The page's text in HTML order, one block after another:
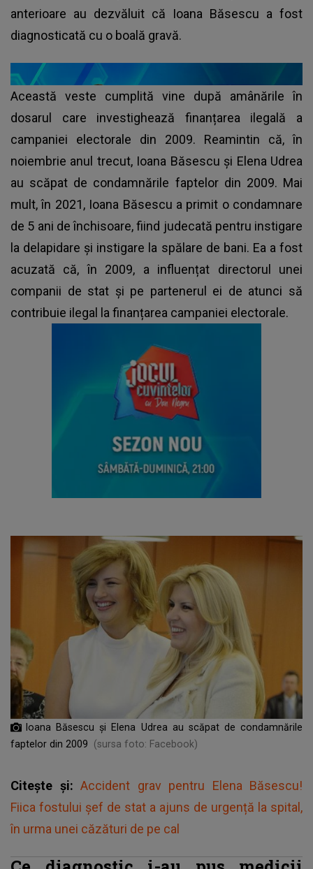
anterioare au dezvăluit că Ioana Băsescu a fost
diagnosticată cu o boală gravă.
Această veste cumplită vine după amânările în
dosarul care investighează finanțarea ilegală a
campaniei electorale din 2009. Reamintin că, în
noiembrie anul trecut, Ioana Băsescu și Elena Udrea
au scăpat de condamnările faptelor din 2009. Mai
mult, în 2021, Ioana Băsescu a primit o condamnare
de 5 ani de închisoare, fiind judecată pentru instigare
la delapidare și instigare la spălare de bani. Ea a fost
acuzată că, în 2009, a influențat directorul unei
companii de stat și pe partenerul ei de atunci să
contribuie ilegal la finanțarea campaniei electorale.
Ioana Băsescu și Elena Udrea au scăpat de condamnările
faptelor din 2009
(sursa foto: Facebook)
Citește și: Accident grav pentru Elena Băsescu!
Fiica fostului șef de stat a ajuns de urgență la spital,
în urma unei căzături de pe cal